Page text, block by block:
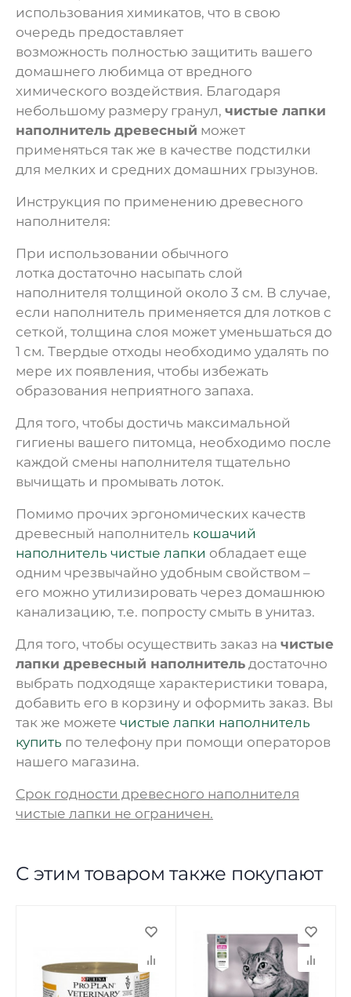
использования химикатов, что в свою
очередь предоставляет
возможность полностью защитить вашего
домашнего любимца от вредного
химического воздействия. Благодаря
небольшому размеру гранул, чистые лапки
наполнитель древесный может
применяться так же в качестве подстилки
для мелких и средних домашних грызунов.
Инструкция по применению древесного
наполнителя:
При использовании обычного
лотка достаточно насыпать слой
наполнителя толщиной около 3 см. В случае,
если наполнитель применяется для лотков с
сеткой, толщина слоя может уменьшаться до
1 см. Твердые отходы необходимо удалять по
мере их появления, чтобы избежать
образования неприятного запаха.
Для того, чтобы достичь максимальной
гигиены вашего питомца, необходимо после
каждой смены наполнителя тщательно
вычищать и промывать лоток.
Помимо прочих эргономических качеств
древесный наполнитель кошачий
наполнитель чистые лапки обладает еще
одним чрезвычайно удобным свойством –
его можно утилизировать через домашнюю
канализацию, т.е. попросту смыть в унитаз.
Для того, чтобы осуществить заказ на чистые
лапки древесный наполнитель достаточно
выбрать подходяще характеристики товара,
добавить его в корзину и оформить заказ. Вы
так же можете чистые лапки наполнитель
купить по телефону при помощи операторов
нашего магазина.
Срок годности древесного наполнителя
чистые лапки не ограничен.
С этим товаром также покупают